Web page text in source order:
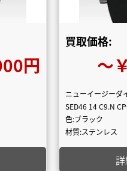
円
買取価格:
〜
ニューイージーダ
SED46 14 C9.N
色:ブラック
材質:ステンレス